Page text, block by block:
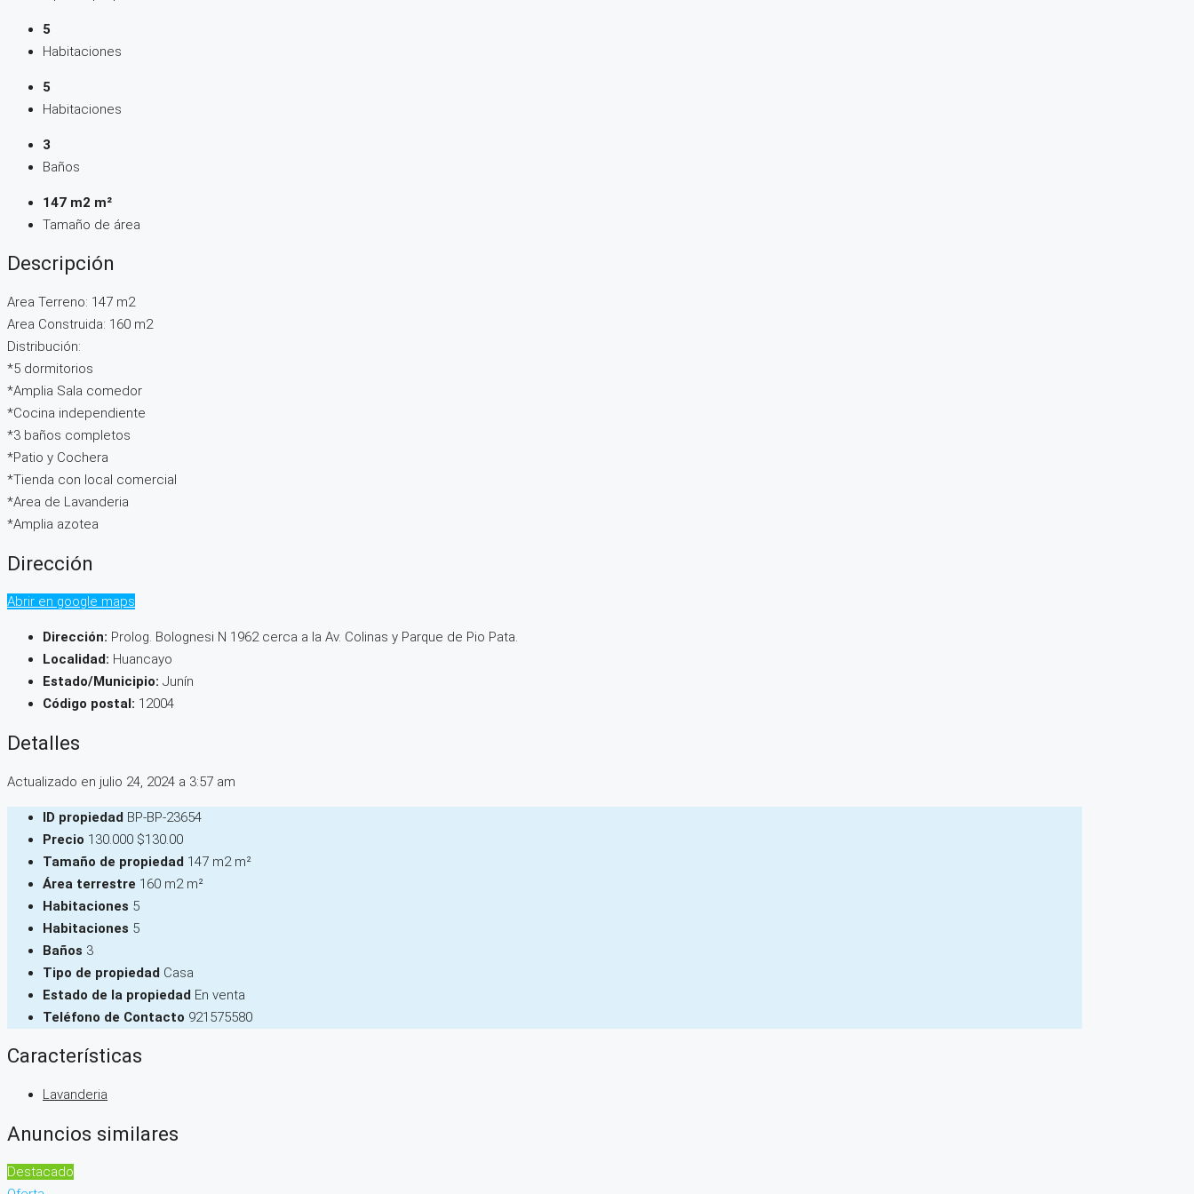
5
Habitaciones
5
Habitaciones
3
Baños
147 m2 m²
Tamaño de área
Descripción
Area Terreno: 147 m2
Area Construida: 160 m2
Distribución:
*5 dormitorios
*Amplia Sala comedor
*Cocina independiente
*3 baños completos
*Patio y Cochera
*Tienda con local comercial
*Area de Lavanderia
*Amplia azotea
Dirección
Abrir en google maps
Dirección: Prolog. Bolognesi N 1962 cerca a la Av. Colinas y Parque de Pio Pata.
Localidad: Huancayo
Estado/Municipio: Junín
Código postal: 12004
Detalles
Actualizado en julio 24, 2024 a 3:57 am
ID propiedad BP-BP-23654
Precio 130.000 $130.00
Tamaño de propiedad 147 m2 m²
Área terrestre 160 m2 m²
Habitaciones 5
Habitaciones 5
Baños 3
Tipo de propiedad Casa
Estado de la propiedad En venta
Teléfono de Contacto 921575580
Características
Lavanderia
Anuncios similares
Destacado